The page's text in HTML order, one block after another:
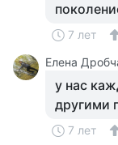
7 лет
Елена
у нас
другими
7 лет